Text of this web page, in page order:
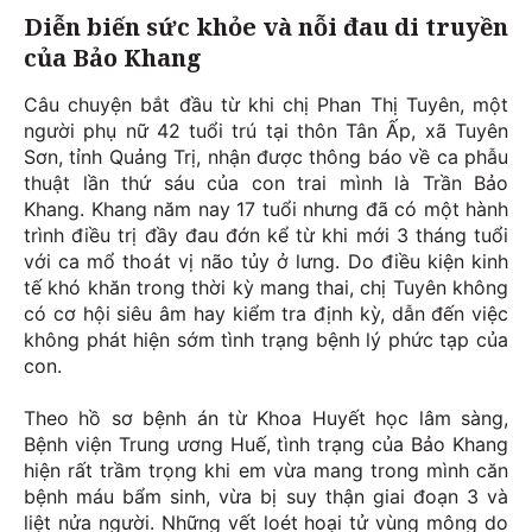
Diễn biến sức khỏe và nỗi đau di truyền
của Bảo Khang
Câu chuyện bắt đầu từ khi chị Phan Thị Tuyên, một
người phụ nữ 42 tuổi trú tại thôn Tân Ấp, xã Tuyên
Sơn, tỉnh Quảng Trị, nhận được thông báo về ca phẫu
thuật lần thứ sáu của con trai mình là Trần Bảo
Khang. Khang năm nay 17 tuổi nhưng đã có một hành
trình điều trị đầy đau đớn kể từ khi mới 3 tháng tuổi
với ca mổ thoát vị não tủy ở lưng. Do điều kiện kinh
tế khó khăn trong thời kỳ mang thai, chị Tuyên không
có cơ hội siêu âm hay kiểm tra định kỳ, dẫn đến việc
không phát hiện sớm tình trạng bệnh lý phức tạp của
con.
Theo hồ sơ bệnh án từ Khoa Huyết học lâm sàng,
Bệnh viện Trung ương Huế, tình trạng của Bảo Khang
hiện rất trầm trọng khi em vừa mang trong mình căn
bệnh máu bẩm sinh, vừa bị suy thận giai đoạn 3 và
liệt nửa người. Những vết loét hoại tử vùng mông do